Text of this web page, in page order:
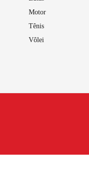
Motor
Tênis
Vôlei